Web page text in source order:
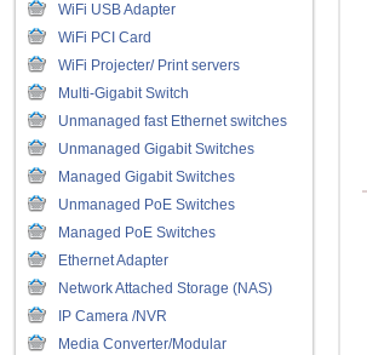
WiFi USB Adapter
WiFi PCI Card
WiFi Projecter/ Print servers
Multi-Gigabit Switch
Unmanaged fast Ethernet switches
Unmanaged Gigabit Switches
Managed Gigabit Switches
Unmanaged PoE Switches
Managed PoE Switches
Ethernet Adapter
Network Attached Storage (NAS)
IP Camera /NVR
Media Converter/Modular